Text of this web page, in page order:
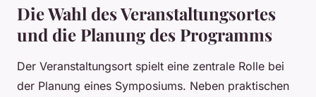
Die Wahl des Veranstaltungsortes
und die Planung des Programms
Der Veranstaltungsort spielt eine zentrale Rolle bei
der Planung eines Symposiums. Neben praktischen